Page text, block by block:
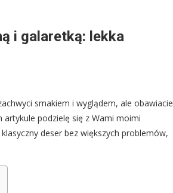
i galaretką: lekka
smakiem i wyglądem, ale obawiacie
artykule podzielę się z Wami moimi
deser bez większych problemów,